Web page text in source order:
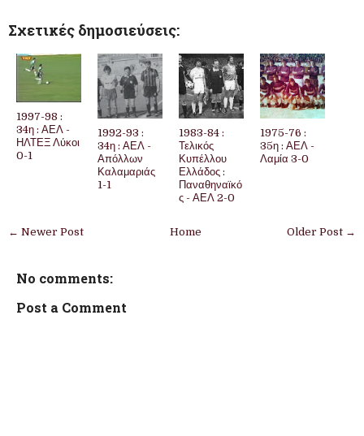
Σχετικές δημοσιεύσεις:
1997-98 :
34η : ΑΕΛ -
ΗΛΤΕΞ Λύκοι
0-1
1992-93 :
34η : ΑΕΛ -
Απόλλων
Καλαμαριάς
1-1
1983-84 :
Τελικός
Κυπέλλου
Ελλάδος :
Παναθηναϊκό
ς - ΑΕΛ 2-0
1975-76 :
35η : ΑΕΛ -
Λαμία 3-0
← Newer Post Older Post →
Home
No comments:
Post a Comment